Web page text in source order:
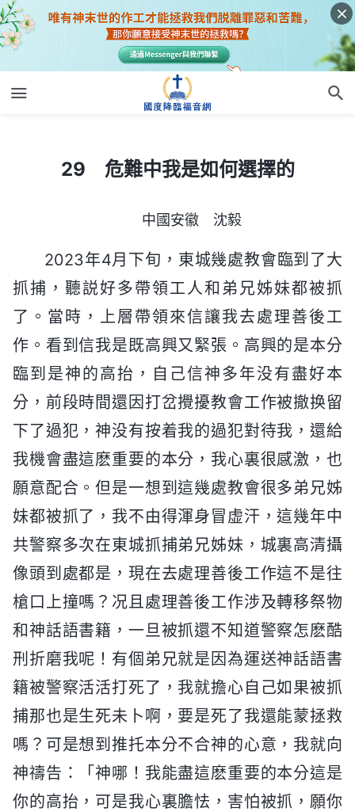
29 危難中我是如何選擇的
中國安徽 沈毅
2023年4月下旬，東城幾處教會臨到了大
抓捕，聽説好多帶領工人和弟兄姊妹都被抓
了。當時，上層帶領來信讓我去處理善後工
作。看到信我是既高興又緊張。高興的是本分
臨到是神的高抬，自己信神多年没有盡好本
分，前段時間還因打岔攪擾教會工作被撤换留
下了過犯，神没有按着我的過犯對待我，還給
我機會盡這麽重要的本分，我心裏很感激，也
願意配合。但是一想到這幾處教會很多弟兄姊
妹都被抓了，我不由得渾身冒虚汗，這幾年中
共警察多次在東城抓捕弟兄姊妹，城裏高清攝
像頭到處都是，現在去處理善後工作這不是往
槍口上撞嗎？况且處理善後工作涉及轉移祭物
和神話語書籍，一旦被抓還不知道警察怎麽酷
刑折磨我呢！有個弟兄就是因為運送神話語書
籍被警察活活打死了，我就擔心自己如果被抓
捕那也是生死未卜啊，要是死了我還能蒙拯救
嗎？可是想到推托本分不合神的心意，我就向
神禱告：「神哪！我能盡這麽重要的本分這是
你的高抬，可是我心裏膽怯，害怕被抓，願你